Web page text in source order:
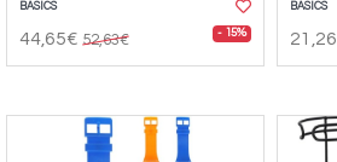
BASICS
44,65€ 52,63€ - 15%
BASICS